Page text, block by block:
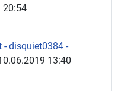
20:54
- disquiet0384 -
13:40